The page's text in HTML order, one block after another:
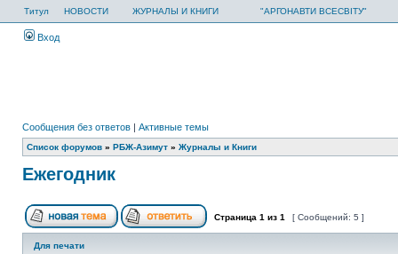
Титул НОВОСТИ ЖУРНАЛЫ И КНИГИ "АРГОНАВТИ ВСЕСВІТУ"
Вход
Сообщения без ответов | Активные темы
Список форумов » РБЖ-Азимут » Журналы и Книги
Ежегодник
Страница 1 из 1 [ Сообщений: 5 ]
Для печати